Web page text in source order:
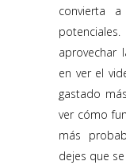
convierta
aprovechar
en ver el
gastado
ver cómo
más
dejes que